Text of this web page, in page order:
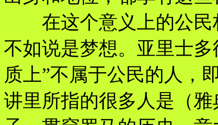
在这个意义上的公民
不如说是梦想。亚里士
质上”不属于公民的人，
讲里所指的很多人是（